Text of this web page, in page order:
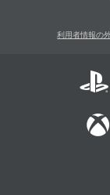
利用者情報の